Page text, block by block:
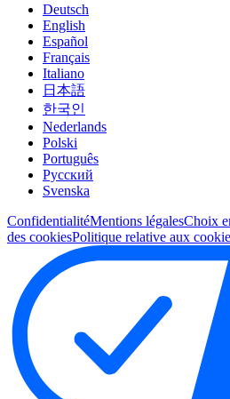
Deutsch
English
Español
Français
Italiano
日本語
한국인
Nederlands
Polski
Português
Pусский
Svenska
ConfidentialitéMentions légalesChoix
des cookiesPolitique relative aux